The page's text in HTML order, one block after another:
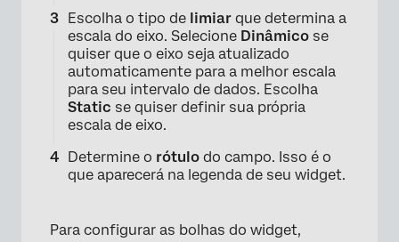
Escolha o tipo de limiar que determina a
escala do eixo. Selecione Dinâmico se
quiser que o eixo seja atualizado
automaticamente para a melhor escala
para seu intervalo de dados. Escolha
Static se quiser definir sua própria
escala de eixo.
Determine o rótulo do campo. Isso é o
que aparecerá na legenda de seu widget.
Para configurar as bolhas do widget,